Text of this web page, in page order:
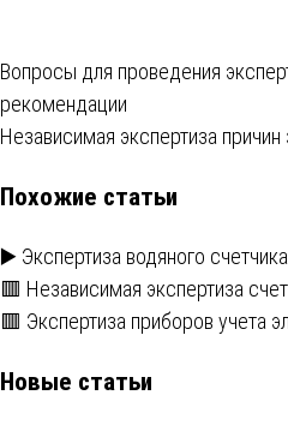
Навигация
по
Вопросы для проведения
рекомендации
Независимая экспертиза причин
Похожие статьи
▶️ Экспертиза водяного счетчика
🟥 Независимая экспертиза
🟥 Экспертиза приборов учета
Новые статьи